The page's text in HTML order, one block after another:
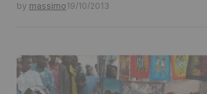
by massimo19/10/2013